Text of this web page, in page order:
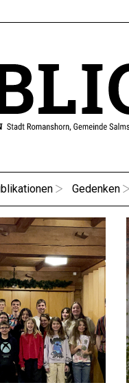
Gedenken